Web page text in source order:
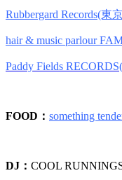
Rubbergard Records(東
hair & music parlour
Paddy Fields
FOOD： something
DJ： COOL